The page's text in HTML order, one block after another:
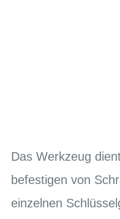
Das Werkzeug
befestigen von
einzelnen